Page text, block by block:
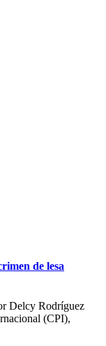
de lesa
Delcy Rodríguez
(CPI),